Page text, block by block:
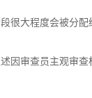
很大程度会被分
因审查员主观审